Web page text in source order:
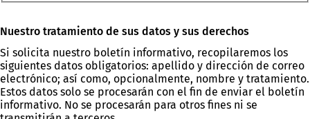
Bitte
lassen
Sie
dieses
Feld
leer.
Nuestro tratamiento de sus datos y sus derechos
Si solicita nuestro boletín informativo, recopilaremos los
siguientes datos obligatorios: apellido y dirección de correo
electrónico; así como, opcionalmente, nombre y tratamiento.
Estos datos solo se procesarán con el fin de enviar el boletín
informativo. No se procesarán para otros fines ni se